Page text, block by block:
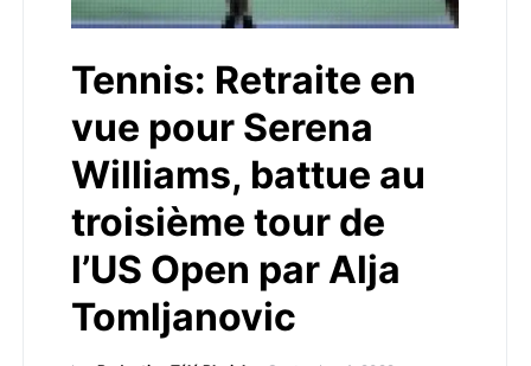
Tennis: Retraite en
vue pour Serena
Williams, battue au
troisième tour de
l’US Open par Alja
Tomljanovic